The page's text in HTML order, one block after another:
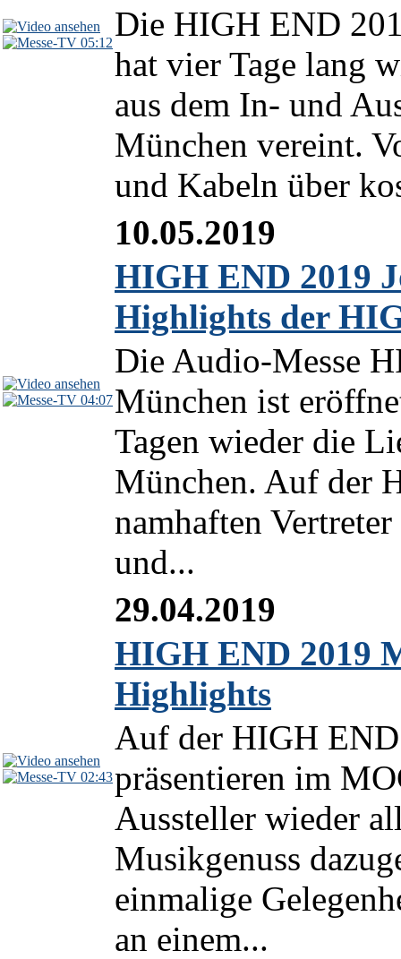
05:12 Die HIGH END
hat vier Tage lang
aus dem In- und
München vereint.
und Kabeln über
04:07
10.05.2019
HIGH END 2019
Highlights der
Die Audio-Messe
München ist
Tagen wieder die
München. Auf der
namhaften
und...
02:43
29.04.2019
HIGH END 2019
Highlights
Auf der HIGH
präsentieren im
Aussteller wieder
Musikgenuss
einmalige
an einem...